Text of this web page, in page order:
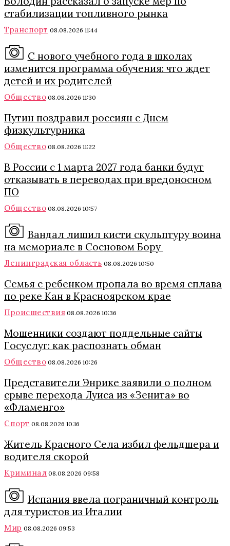
стабилизации топливного рынка
Транспорт 08.08.2026 11:44
С нового учебного года в школах
изменится программа обучения: что ждет
детей и их родителей
Общество 08.08.2026 11:30
Путин поздравил россиян с Днем
физкультурника
Общество 08.08.2026 11:22
В России с 1 марта 2027 года банки будут
отказывать в переводах при вредоносном
ПО
Общество 08.08.2026 10:57
Вандал лишил кисти скульптуру воина
на мемориале в Сосновом Бору
Ленинградская область 08.08.2026 10:50
Семья с ребенком пропала во время сплава
по реке Кан в Красноярском крае
Происшествия 08.08.2026 10:36
Мошенники создают поддельные сайты
Госуслуг: как распознать обман
Общество 08.08.2026 10:26
Представители Энрике заявили о полном
срыве перехода Луиса из «Зенита» во
«Фламенго»
Спорт 08.08.2026 10:16
Житель Красного Села избил фельдшера и
водителя скорой
Криминал 08.08.2026 09:58
Испания ввела пограничный контроль
для туристов из Италии
Мир 08.08.2026 09:53